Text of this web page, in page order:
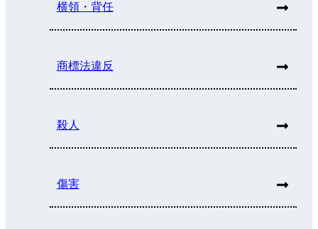
横領・背任
商標法違反
殺人
傷害